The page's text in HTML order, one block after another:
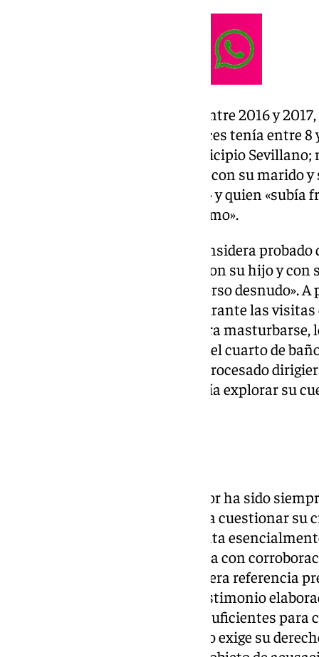
El tribunal contextualiza que, entre 2016 y
mujer y con su hijo, «que entonces tenía entre 8
piso de un inmueble de un municipio
vivían la hermana de su esposa con su marido
tenía entre 11 y 12 años de edad» y quien
procesado para jugar con su primo».
La Audiencia Provincial sólo considera
procesado estaba en la azotea con su hijo y
menor y se la encontró con el torso desnudo».
debidamente acreditado que, durante las
cogiera la mano de la menor para
desnudo por la casa, entrara en el cuarto de
bañaba con su primo ni que el procesado
contenido sexual como que debía explorar su
Si bien el testimonio de la menor ha sido
advierten motivos espurios para cuestionar su
Provincial indica que «se sustenta
sedicente víctima, que no cuenta con
sólo con las declaraciones de mera referencia
informe sobre valoración del testimonio
Asociación ADIMA; pruebas insuficientes para
margen de duda razonable como exige su